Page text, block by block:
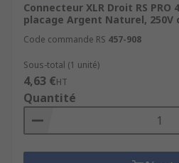
Connecteur XLR Droit RS PRO
placage Argent Naturel, 250V
Code commande RS 457-908
Sous-total (1 unité)
4,63 €HT
Quantité